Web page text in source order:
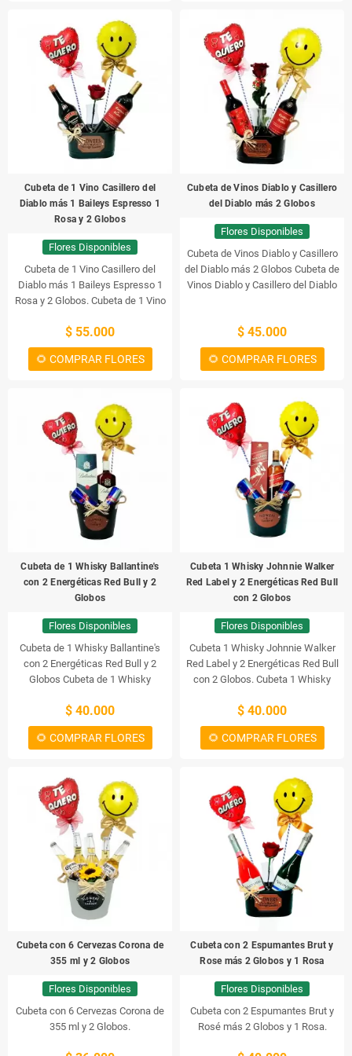
intenso y de su largo final con
notas de frutas y madera.
Ballantine's Finest 750cc es un
whisky escocés de calidad
superior que ofrece una
experiencia de bebida única.
mezcla de maltas de hasta 35
destilerías de toda Escocia. Esta
mezcla resulta en un sabor
complejo y contundente, con notas
de humo, miel, especias y una
base de frutos secos. El whisky
Johnnie Walker Red Label es ideal
para disfrutar como una bebida en
solitario, con una rodaja de limón, o
refrescantes.
Cubeta de 1 Vino Casillero del
Diablo más 1 Baileys Espresso 1
Rosa y 2 Globos
Flores Disponibles
Cubeta de 1 Vino Casillero del
Diablo más 1 Baileys Espresso 1
Rosa y 2 Globos.Cubeta de 1 Vino
Espresso 1 Rosa y 2 Globos.
$ 55.000
🌻 COMPRAR FLORES
Cubeta de Vinos Diablo y Casillero
del Diablo más 2 Globos
Flores Disponibles
Cubeta de Vinos Diablo y Casillero
del Diablo más 2 Globos Cubeta de
Vinos Diablo y Casillero del Diablo
$ 45.000
🌻 COMPRAR FLORES
Cubeta de 1 Whisky Ballantine's
con 2 Energéticas Red Bull y 2
Globos
Flores Disponibles
Cubeta de 1 Whisky Ballantine's
con 2 Energéticas Red Bull y 2
Globos Cubeta de 1 Whisky
Bull y 2 Globos
$ 40.000
🌻 COMPRAR FLORES
Cubeta 1 Whisky Johnnie Walker
Red Label y 2 Energéticas Red Bull
con 2 Globos
Flores Disponibles
Cubeta 1 Whisky Johnnie Walker
Red Label y 2 Energéticas Red Bull
con 2 Globos. Cubeta 1 Whisky
Energéticas Red Bull con 2 Globos.
$ 40.000
🌻 COMPRAR FLORES
Cubeta con 6 Cervezas Corona de
355 ml y 2 Globos
Flores Disponibles
Cubeta con 6 Cervezas Corona de
355 ml y 2 Globos.
Cubeta con 2 Espumantes Brut y
Rose más 2 Globos y 1 Rosa
Flores Disponibles
Cubeta con 2 Espumantes Brut y
Rosé más 2 Globos y 1 Rosa.